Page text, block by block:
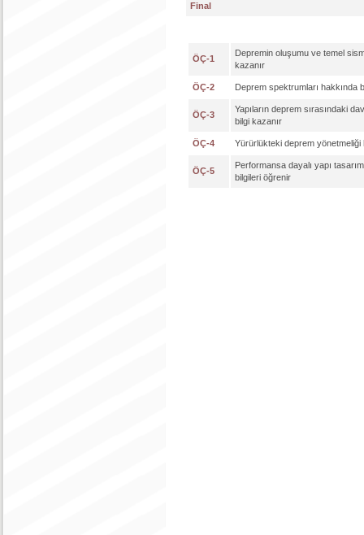
Final
ÖÇ-1
Depremin oluşumu ve temel
kazanır
ÖÇ-2 Deprem spektrumları hakkında
ÖÇ-3
Yapıların deprem sırasındaki
bilgi kazanır
ÖÇ-4 Yürürlükteki deprem yönetmeliği
ÖÇ-5
Performansa dayalı yapı
bilgileri öğrenir